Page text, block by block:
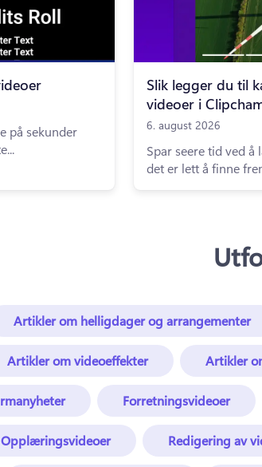
på sekunder
Slik legger du til
videoer i
6. august 2026
Spar seere tid ved
det er lett å finne
Artikler om helligdager og arrangementer
Artikler om videoeffekter Artikler
Forretningsvideoer
Opplæringsvideoer Redigering av